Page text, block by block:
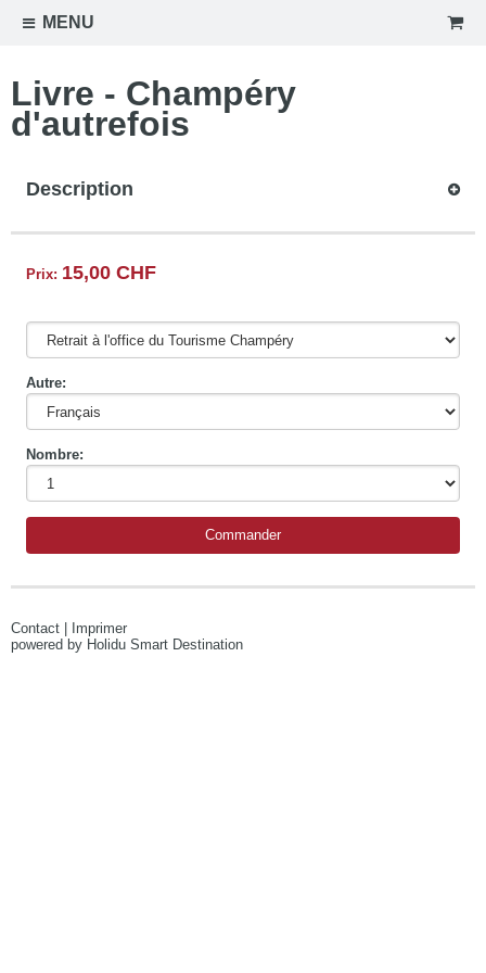
MENU
Livre - Champéry
d'autrefois
Description
Prix: 15,00 CHF
Autre:
Nombre:
Commander
Contact | Imprimer
powered by Holidu Smart Destination